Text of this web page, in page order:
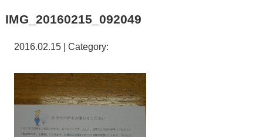
IMG_20160215_092049
2016.02.15 | Category: